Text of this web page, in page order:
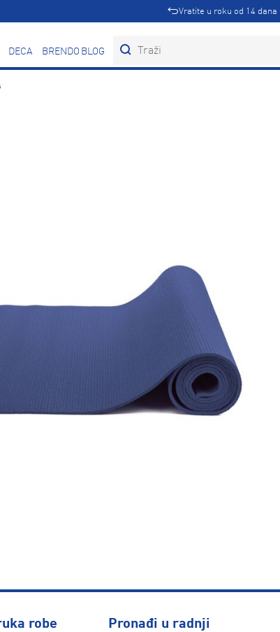
Vratite u roku od 14 dana
DECA BRENDOVIBLOG
robe Pronađi u radnji